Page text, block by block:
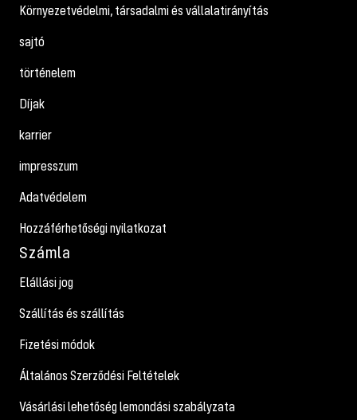
Környezetvédelmi, társadalmi és vállalatirányítás
sajtó
történelem
Díjak
karrier
impresszum
Adatvédelem
Hozzáférhetőségi nyilatkozat
Számla
Elállási jog
Szállítás és szállítás
Fizetési módok
Általános Szerződési Feltételek
Vásárlási lehetőség lemondási szabályzata